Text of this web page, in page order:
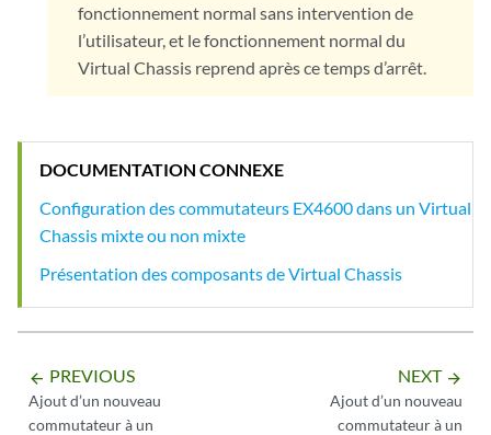
fonctionnement normal sans intervention de
l’utilisateur, et le fonctionnement normal du
Virtual Chassis reprend après ce temps d’arrêt.
DOCUMENTATION CONNEXE
Configuration des commutateurs EX4600 dans un Virtual
Chassis mixte ou non mixte
Présentation des composants de Virtual Chassis
arrow_backward PREVIOUS
Ajout d’un nouveau
commutateur à un
NEXT arrow_forward
Ajout d’un nouveau
commutateur à un